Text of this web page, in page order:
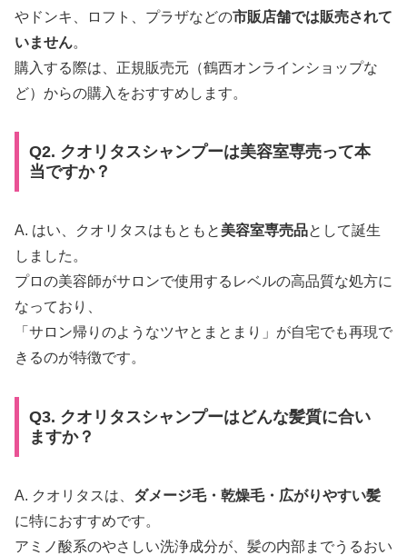
やドンキ、ロフト、プラザなどの市販店舗では販売されて
いません。
購入する際は、正規販売元（鶴西オンラインショップな
ど）からの購入をおすすめします。
Q2. クオリタスシャンプーは美容室専売って本
当ですか？
A. はい、クオリタスはもともと 美容室専売品として誕生
しました。
プロの美容師がサロンで使用するレベルの高品質な処方に
なっており、
「サロン帰りのようなツヤとまとまり」が自宅でも再現で
きるのが特徴です。
Q3. クオリタスシャンプーはどんな髪質に合い
ますか？
A. クオリタスは、 ダメージ毛・乾燥毛・広がりやすい髪
に特におすすめです。
アミノ酸系のやさしい洗浄成分が、髪の内部までうるおい